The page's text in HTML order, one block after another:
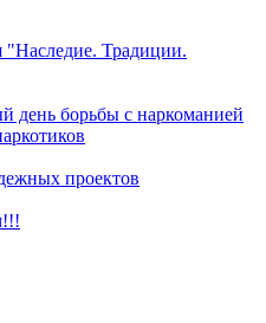
"Наследие. Традиции.
день борьбы с наркоманией
проектов